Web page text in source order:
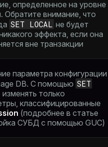
определенное на уровне
Обратите внимание, что
SET LOCAL не будет
эффекта, если она
вне транзакции
параметра конфигурации
DB. С помощью SET
только
классифицированные
(подробнее в статье
СУБД с помощью GUC)